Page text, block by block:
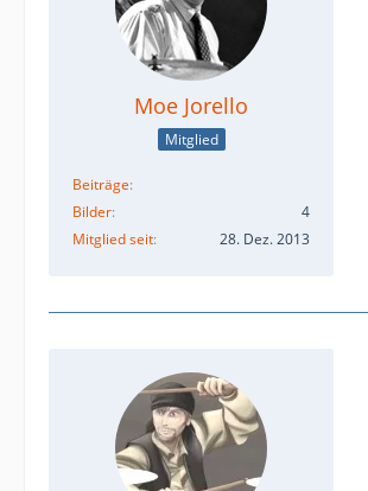
Moe Jorello
Mitglied
Beiträge
Bilder
4
Mitglied seit
28. Dez. 2013